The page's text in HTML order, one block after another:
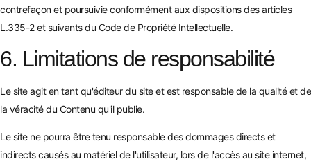
contrefaçon et poursuivie conformément aux dispositions des articles
L.335-2 et suivants du Code de Propriété Intellectuelle.
6. Limitations de responsabilité
Le site agit en tant qu'éditeur du site et est responsable de la qualité et de
la véracité du Contenu qu'il publie.
Le site ne pourra être tenu responsable des dommages directs et
indirects causés au matériel de l'utilisateur, lors de l'accès au site internet,